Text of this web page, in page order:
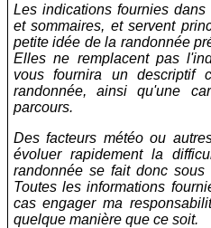
Les indications fournies
et sommaires, et servent
petite idée de la randonnée
Elles ne remplacent pas
vous fournira un descriptif
randonnée, ainsi qu'une
parcours.
Des facteurs météo ou
évoluer rapidement la
randonnée se fait donc sous
Toutes les informations
cas engager ma
quelque manière que ce soit.